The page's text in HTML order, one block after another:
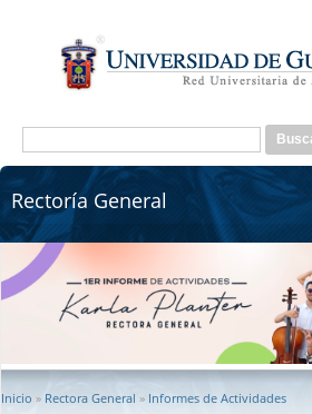
Formulario de búsqueda
Rectoría General
Rectoría General
Se encuentra usted aquí
Inicio » Rectora General » Informes de Actividades